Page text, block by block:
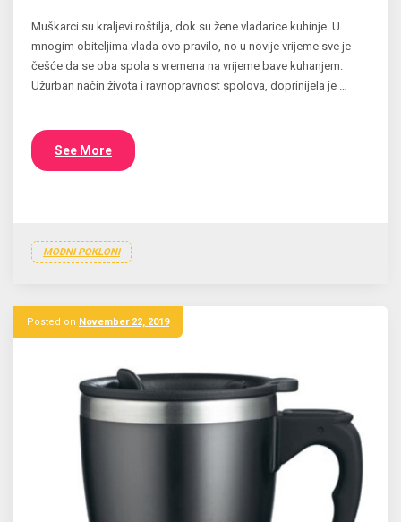
Muškarci su kraljevi roštilja, dok su žene vladarice kuhinje. U
mnogim obiteljima vlada ovo pravilo, no u novije vrijeme sve je
češće da se oba spola s vremena na vrijeme bave kuhanjem.
Užurban način života i ravnopravnost spolova, doprinijela je …
See More
MODNI POKLONI
Posted on November 22, 2019